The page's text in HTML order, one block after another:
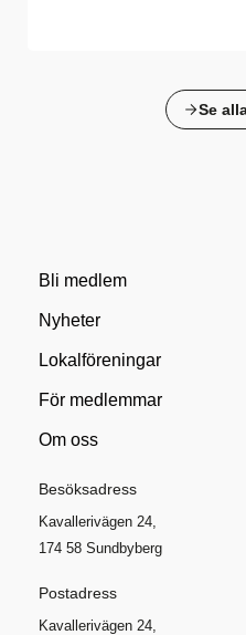
Se
Bli medlem
Nyheter
Lokalföreningar
För medlemmar
Om oss
Besöksadress
Kavallerivägen 24,
174 58 Sundbyberg
Postadress
Kavallerivägen 24,